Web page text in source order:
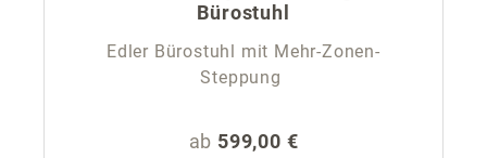
Bürostuhl
Edler Bürostuhl mit Mehr-Zonen-
Steppung
Regulärer Preis:
ab 599,00 €